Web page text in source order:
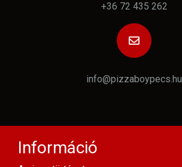
+36 72 435 262
info@pizzaboypecs.hu
Információ